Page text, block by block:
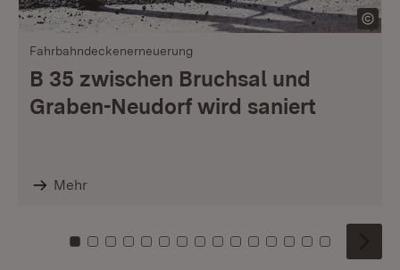
Fahrbahndeckenerneuerung
B 35 zwischen Bruchsal und
Graben-Neudorf wird saniert
Mehr
Zu Kachel: 0
Zu Kachel: 1
Zu Kachel: 2
Zu Kachel: 3
Zu Kachel: 4
Zu Kachel: 5
Zu Kachel: 6
Zu Kachel: 7
Zu Kachel: 8
Zu Kachel: 9
Zu Kachel: 10
Zu Kachel: 11
Zu Kachel: 12
Zu Kachel:
Zu